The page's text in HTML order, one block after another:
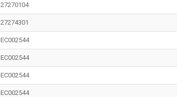
27270104
27274301
EC002544
EC002544
EC002544
EC002544